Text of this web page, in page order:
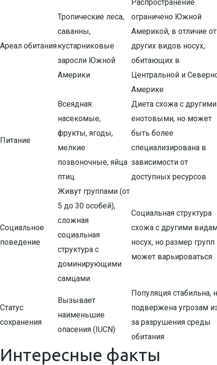
Ареал обитания
Тропические леса,
саванны,
кустарниковые
заросли Южной
Америки
Распространение
ограничено Южной
Америкой, в отличие от
других видов носух,
обитающих в
Центральной и
Америке
Питание
Всеядная:
насекомые,
фрукты, ягоды,
мелкие
позвоночные, яйца
птиц
Диета схожа с другими
енотовыми, но может
быть более
специализирована в
зависимости от
доступных ресурсов
Социальное
поведение
Живут группами (от
5 до 30 особей),
сложная
социальная
структура с
доминирующими
самцами
Социальная структура
схожа с другими
носух, но размер групп
может варьироваться
Статус
сохранения
Вызывает
наименьшие
опасения (IUCN)
Популяция стабильна,
подвержена угрозам
за разрушения среды
обитания
Интересные факты